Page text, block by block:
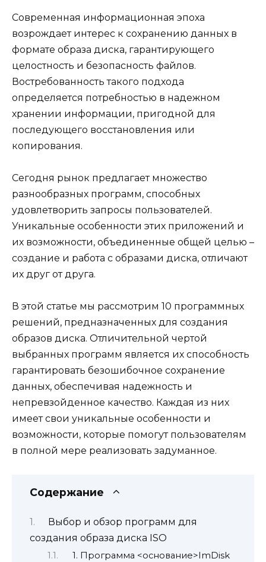
Современная информационная эпоха
возрождает интерес к сохранению данных в
формате образа диска, гарантирующего
целостность и безопасность файлов.
Востребованность такого подхода
определяется потребностью в надежном
хранении информации, пригодной для
последующего восстановления или
копирования.
Сегодня рынок предлагает множество
разнообразных программ, способных
удовлетворить запросы пользователей.
Уникальные особенности этих приложений и
их возможности, объединенные общей целью –
создание и работа с образами диска, отличают
их друг от друга.
В этой статье мы рассмотрим 10 программных
решений, предназначенных для создания
образов диска. Отличительной чертой
выбранных программ является их способность
гарантировать безошибочное сохранение
данных, обеспечивая надежность и
непревзойденное качество. Каждая из них
имеет свои уникальные особенности и
возможности, которые помогут пользователям
в полной мере реализовать задуманное.
Содержание
Выбор и обзор программ для
создания образа диска ISO
1. Программа <основание>ImDisk